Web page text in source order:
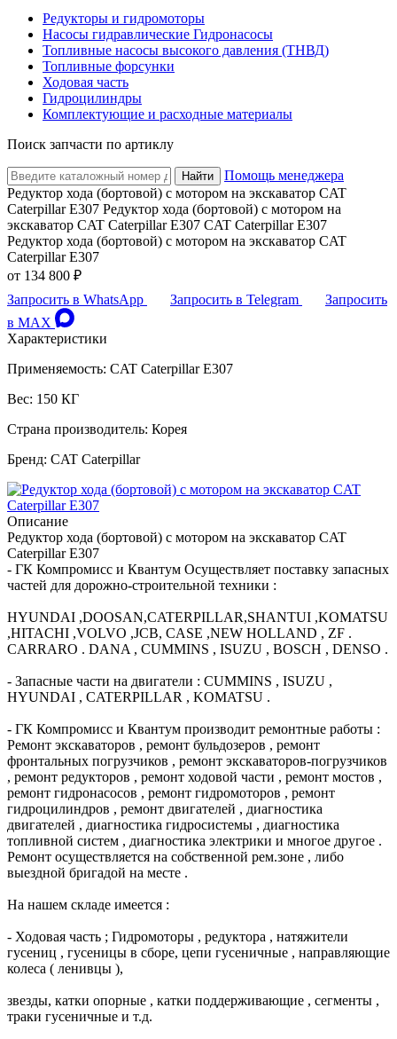
Редукторы и гидромоторы
Насосы гидравлические Гидронасосы
Топливные насосы высокого давления (ТНВД)
Топливные форсунки
Ходовая часть
Гидроцилиндры
Комплектующие и расходные материалы
Поиск запчасти по артиклу
Найти
Помощь менеджера
Редуктор хода (бортовой) с мотором на экскаватор CAT
Caterpillar E307 Редуктор хода (бортовой) с мотором на
экскаватор CAT Caterpillar E307 CAT Caterpillar E307
Редуктор хода (бортовой) с мотором на экскаватор CAT
Caterpillar E307
от 134 800 ₽
Запросить в WhatsApp
Запросить в Telegram
Запросить
в MAX
Характеристики
Применяемость: CAT Caterpillar E307
Вес: 150 КГ
Страна производитель: Корея
Бренд: CAT Caterpillar
Описание
Редуктор хода (бортовой) с мотором на экскаватор CAT
Caterpillar E307
- ГК Компромисс и Квантум Осуществляет поставку запасных
частей для дорожно-строительной техники :
HYUNDAI ,DOOSAN,CATERPILLAR,SHANTUI ,KOMATSU
,HITACHI ,VOLVO ,JCB, CASE ,NEW HOLLAND , ZF .
CARRARO . DANA , CUMMINS , ISUZU , BOSCH , DENSO .
- Запасные части на двигатели : CUMMINS , ISUZU ,
HYUNDAI , CATERPILLAR , KOMATSU .
- ГК Компромисс и Квантум производит ремонтные работы :
Ремонт экскаваторов , ремонт бульдозеров , ремонт
фронтальных погрузчиков , ремонт экскаваторов-погрузчиков
, ремонт редукторов , ремонт ходовой части , ремонт мостов ,
ремонт гидронасосов , ремонт гидромоторов , ремонт
гидроцилиндров , ремонт двигателей , диагностика
двигателей , диагностика гидросистемы , диагностика
топливной систем , диагностика электрики и многое другое .
Ремонт осуществляется на собственной рем.зоне , либо
выездной бригадой на месте .
На нашем складе имеется :
- Ходовая часть ; Гидромоторы , редуктора , натяжители
гусениц , гусеницы в сборе, цепи гусеничные , направляющие
колеса ( ленивцы ),
звезды, катки опорные , катки поддерживающие , сегменты ,
траки гусеничные и т.д.